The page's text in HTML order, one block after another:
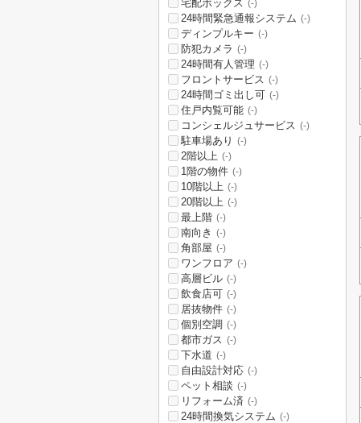
宅配ボックス (-)
24時間緊急通報システム (-)
ディンプルキー (-)
防犯カメラ (-)
24時間有人管理 (-)
フロントサービス (-)
24時間ゴミ出し可 (-)
住戸内覧可能 (-)
コンシェルジュサービス (-)
駐車場あり (-)
2階以上 (-)
1階の物件 (-)
10階以上 (-)
20階以上 (-)
最上階 (-)
南向き (-)
角部屋 (-)
ワンフロア (-)
高層ビル (-)
飲食店可 (-)
居抜物件 (-)
個別空調 (-)
都市ガス (-)
下水道 (-)
自由設計対応 (-)
ペット相談 (-)
リフォーム済 (-)
24時間換気システム (-)